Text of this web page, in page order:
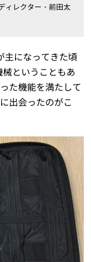
ィレクター・前田太
主になってきた頃
ということもあ
た機能を満たして
出会ったのがこ